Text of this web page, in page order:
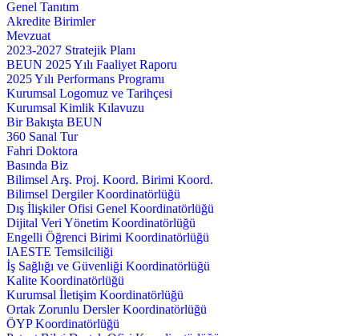
Genel Tanıtım
Akredite Birimler
Mevzuat
2023-2027 Stratejik Planı
BEUN 2025 Yılı Faaliyet Raporu
2025 Yılı Performans Programı
Kurumsal Logomuz ve Tarihçesi
Kurumsal Kimlik Kılavuzu
Bir Bakışta BEUN
360 Sanal Tur
Fahri Doktora
Basında Biz
Bilimsel Arş. Proj. Koord. Birimi Koord.
Bilimsel Dergiler Koordinatörlüğü
Dış İlişkiler Ofisi Genel Koordinatörlüğü
Dijital Veri Yönetim Koordinatörlüğü
Engelli Öğrenci Birimi Koordinatörlüğü
IAESTE Temsilciliği
İş Sağlığı ve Güvenliği Koordinatörlüğü
Kalite Koordinatörlüğü
Kurumsal İletişim Koordinatörlüğü
Ortak Zorunlu Dersler Koordinatörlüğü
ÖYP Koordinatörlüğü